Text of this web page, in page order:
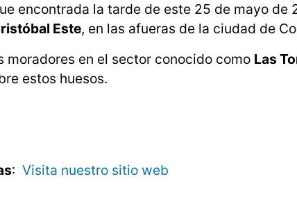
encontrada la tarde de este 25 de mayo de
Este, en las afueras de la ciudad de
moradores en el sector conocido como Las
estos huesos.
: Visita nuestro sitio web